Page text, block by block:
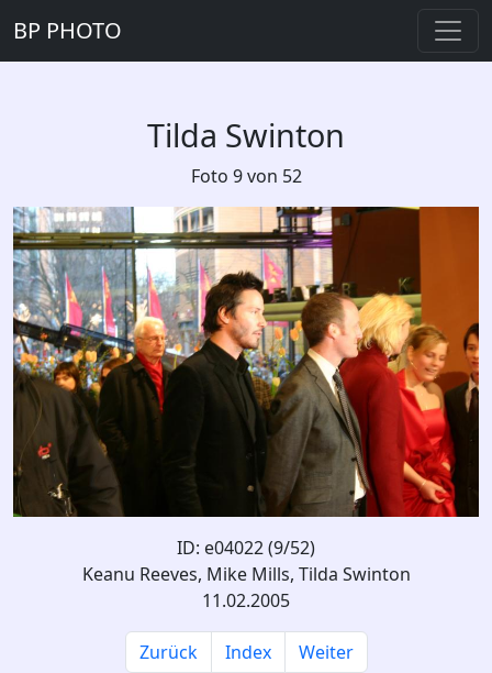
BP PHOTO
Tilda Swinton
Foto 9 von 52
ID: e04022 (9/52)
Keanu Reeves, Mike Mills, Tilda Swinton
11.02.2005
Zurück Index Weiter